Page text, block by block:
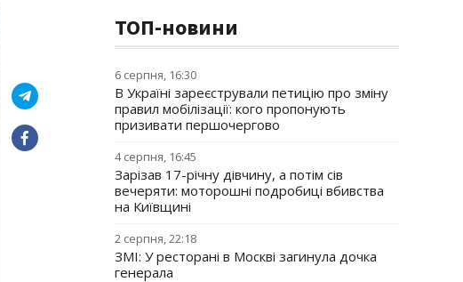
ТОП-новини
6 серпня, 16:30
В Україні зареєстрували петицію про зміну
правил мобілізації: кого пропонують
призивати першочергово
4 серпня, 16:45
Зарізав 17-річну дівчину, а потім сів
вечеряти: моторошні подробиці вбивства
на Київщині
2 серпня, 22:18
ЗМІ: У ресторані в Москві загинула дочка
генерала